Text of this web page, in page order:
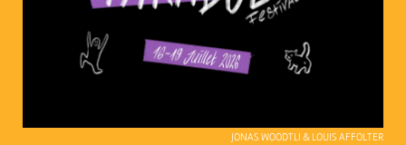
JONAS WOODTLI & LOUIS AFFOLTER